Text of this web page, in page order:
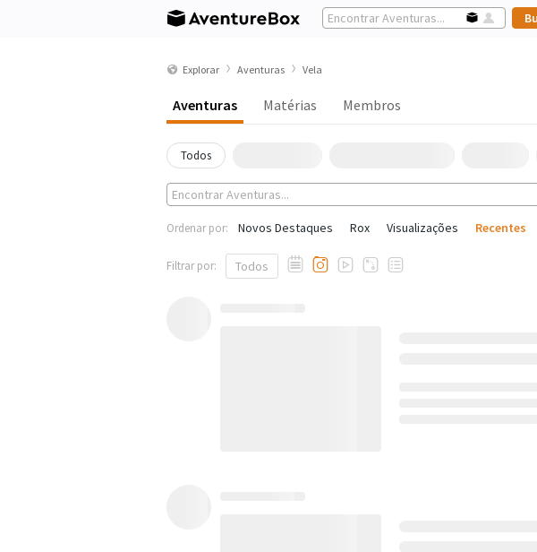
Explorar Aventuras Vela
Aventuras Matérias Membros
Todos
Ordenar por: Novos Destaques Rox Visualizações Recentes
Filtrar por: Todos